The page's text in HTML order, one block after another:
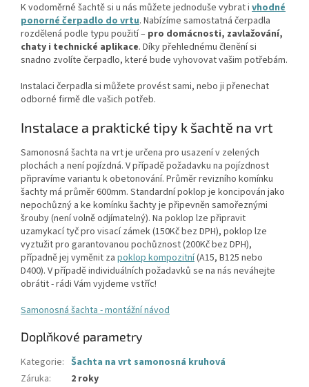
K vodoměrné šachtě si u nás můžete jednoduše vybrat i vhodné
ponorné čerpadlo do vrtu. Nabízíme samostatná čerpadla
rozdělená podle typu použití – pro domácnosti, zavlažování,
chaty i technické aplikace. Díky přehlednému členění si
snadno zvolíte čerpadlo, které bude vyhovovat vašim potřebám.
Instalaci čerpadla si můžete provést sami, nebo ji přenechat
odborné firmě dle vašich potřeb.
Instalace a praktické tipy k šachtě na vrt
Samonosná šachta na vrt je určena pro usazení v zelených
plochách a není pojízdná. V případě požadavku na pojízdnost
připravíme variantu k obetonování. Průměr revizního komínku
šachty má průměr 600mm. Standardní poklop je koncipován jako
nepochůzný a ke komínku šachty je připevněn samořeznými
šrouby (není volně odjímatelný). Na poklop lze připravit
uzamykací tyč pro visací zámek (150Kč bez DPH), poklop lze
vyztužit pro garantovanou pochůznost (200Kč bez DPH),
případně jej vyměnit za poklop kompozitní(A15, B125 nebo
D400). V případě individuálních požadavků se na nás neváhejte
obrátit - rádi Vám vyjdeme vstříc!
Samonosná šachta - montážní návod
Doplňkové parametry
Kategorie: Šachta na vrt samonosná kruhová
Záruka:
2 roky